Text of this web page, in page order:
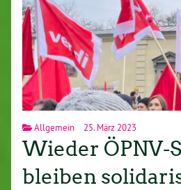
Allgemein 25. März 2023
Wieder ÖPNV-
bleiben